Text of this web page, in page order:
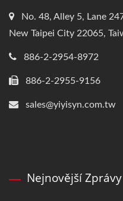
No. 48, Alley 5, Lane
New Taipei City 22065,
886-2-2954-8972
886-2-2955-9156
sales@yiyisyn.com.tw
Nejnovější Zprávy